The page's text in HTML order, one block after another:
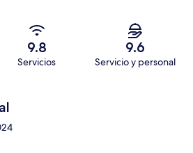
9.8
Servicios
9.6
Servicio y personal